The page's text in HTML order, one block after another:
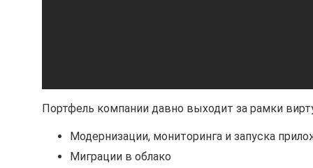
Портфель компании давно выходит за рамки
Модернизации, мониторинга и запуска
Миграции в облако